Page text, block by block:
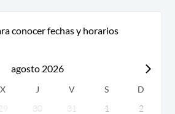
conocer fechas y horarios
agosto 2026
X J V S
D
30 31 1
2